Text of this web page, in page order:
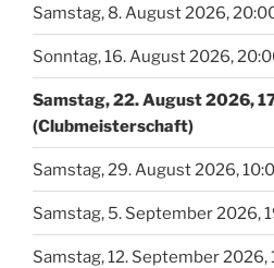
Samstag, 8. August 2026,
Sonntag, 16. August 2026,
Samstag, 22. August 2026,
(Clubmeisterschaft)
Samstag, 29. August 2026,
Samstag, 5. September 2026,
Samstag, 12. September 2026,